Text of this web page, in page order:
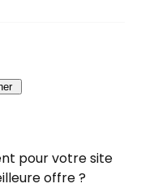
pour votre site
offre ?